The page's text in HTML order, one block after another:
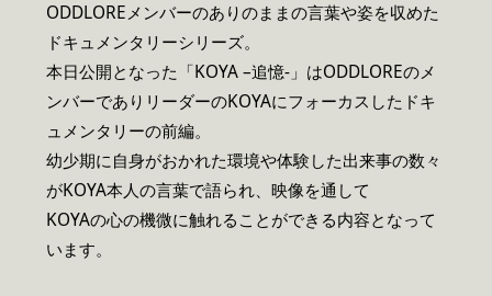
ODDLOREメンバーのありのままの言葉や姿を収めた
ドキュメンタリーシリーズ。
本日公開となった「KOYA –追憶-」はODDLOREのメ
ンバーでありリーダーのKOYAにフォーカスしたドキ
ュメンタリーの前編。
幼少期に自身がおかれた環境や体験した出来事の数々
がKOYA本人の言葉で語られ、映像を通して
KOYAの心の機微に触れることができる内容となって
います。